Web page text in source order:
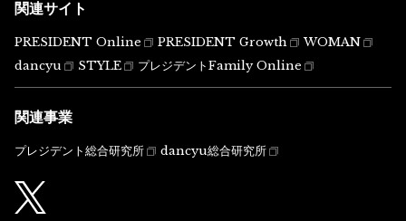
関連サイト
PRESIDENT Online PRESIDENT Growth
WOMAN
dancyu
STYLE プレジデントFamily Online
関連事業
プレジデント総合研究所 dancyu総合研究所